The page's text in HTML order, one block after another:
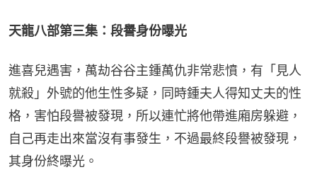
天龍八部第三集：段譽身份曝光
進喜兒遇害，萬劫谷谷主鍾萬仇非常悲憤，有「見人
就殺」外號的他生性多疑，同時鍾夫人得知丈夫的性
格，害怕段譽被發現，所以連忙將他帶進廂房躲避，
自己再走出來當沒有事發生，不過最終段譽被發現，
其身份終曝光。